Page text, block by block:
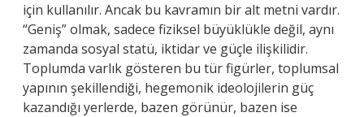
için kullanılır. Ancak bu kavramın bir alt metni vardır.
“Geniş” olmak, sadece fiziksel büyüklükle değil, aynı
zamanda sosyal statü, iktidar ve güçle ilişkilidir.
Toplumda varlık gösteren bu tür figürler, toplumsal
yapının şekillendiği, hegemonik ideolojilerin güç
kazandığı yerlerde, bazen görünür, bazen ise